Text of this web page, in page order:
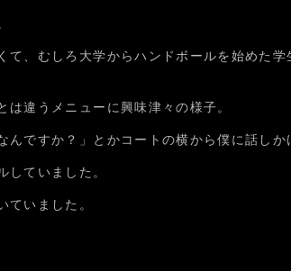
て、むしろ大学からハンドボールを始めた
違うメニューに興味津々の様子。
ですか？」とかコートの横から僕に話しか
していました。
ていました。